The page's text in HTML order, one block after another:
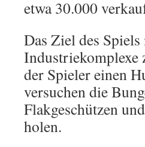
etwa 30.000
Das Ziel des Spiels
Industriekomplexe
der Spieler einen
versuchen die
Flakgeschützen
holen.